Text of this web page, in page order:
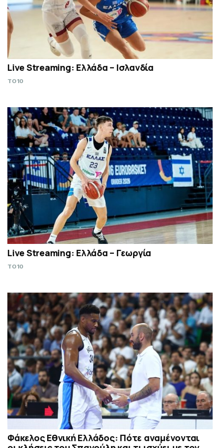
Live Streaming: Ελλάδα – Ισλανδία
TO10
Live Streaming: Ελλάδα – Γεωργία
TO10
Φάκελος Εθνική Ελλάδος: Πότε αναμένονται